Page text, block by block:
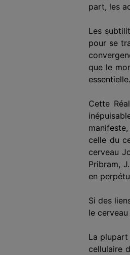
part, les
Les
pour se
que le
essentielle.
Cette
celle du
cerveau
Pribram,
en
Si des
le
La
cellulaire